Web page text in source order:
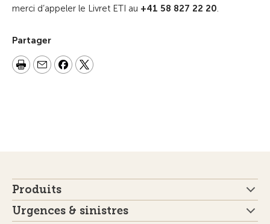
merci d’appeler le Livret ETI au +41 58 827 22 20.
Partager
Produits
Urgences & sinistres